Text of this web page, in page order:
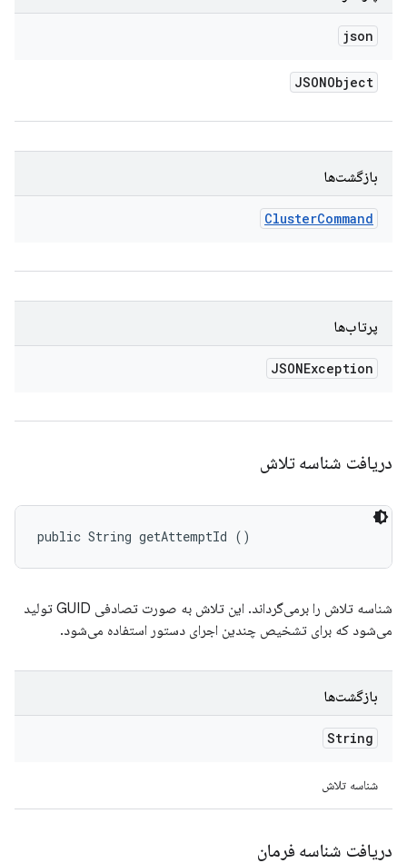
json
JSONObject
بازگشت‌ها
ClusterCommand
پرتاب‌ها
JSONException
دریافت شناسه تلاش
public String getAttemptId ()
شناسه تلاش را برمی‌گرداند. این تلاش به صورت تصادفی GUID تولید
می‌شود که برای تشخیص چندین اجرای دستور استفاده می‌شود.
بازگشت‌ها
String
شناسه تلاش
دریافت شناسه فرمان